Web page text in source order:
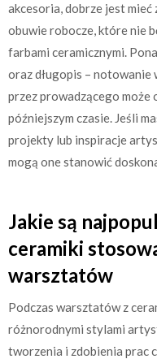
akcesoria, dobrze jest
obuwie robocze, które nie
farbami ceramicznymi.
oraz długopis – notowanie
przez prowadzącego może
późniejszym czasie. Jeśli
projekty lub inspiracje
mogą one stanowić
Jakie są
ceramiki
warsztatów
Podczas warsztatów z
różnorodnymi stylami
tworzenia i zdobienia prac